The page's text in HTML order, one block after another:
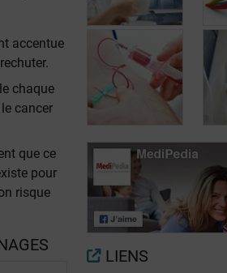
accentue
chaque
cancer
que ce
pour
risque
Les différents
types de
traitement du
cancer du sein
Bilan
d'extension
LIENS